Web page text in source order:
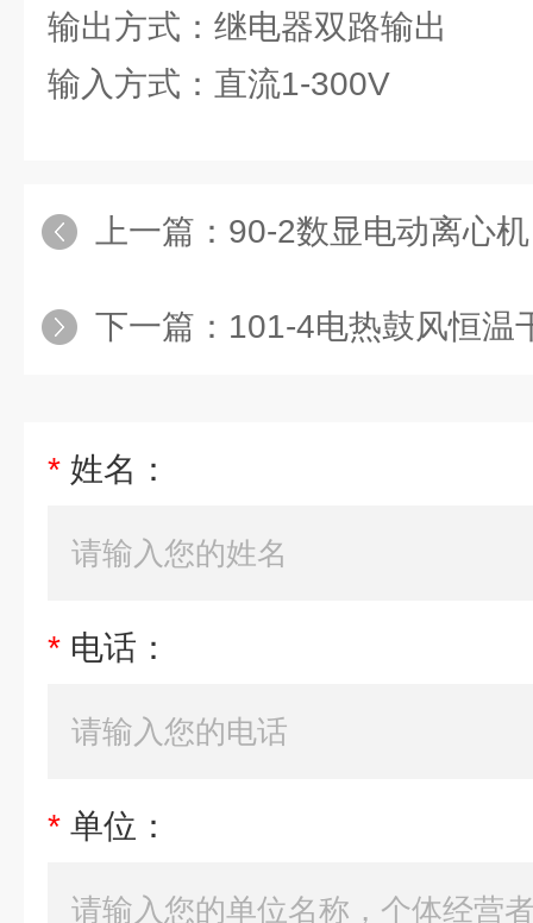
输出方式：继电器双路输出
输入方式：直流1-300V
上一篇： 90-2数显电动离心机
下一篇： 101-4电热鼓风恒温
* 姓名：
* 电话：
* 单位：